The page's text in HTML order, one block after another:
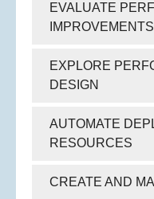
EVALUATE
IMPROVEMENTS
EXPLORE
DESIGN
AUTOMATE
RESOURCES
CREATE AND